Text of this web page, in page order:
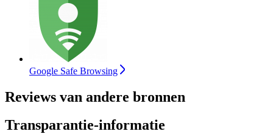
Google Safe Browsing
Reviews van andere bronnen
Transparantie-informatie